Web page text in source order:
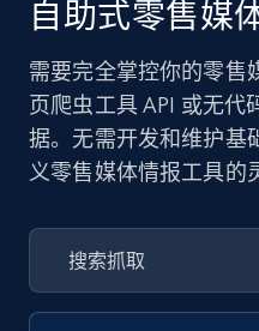
自助式零售媒
需要完全掌控你的零售
页爬虫工具 API 或无代
据。无需开发和维护基
义零售媒体情报工具的